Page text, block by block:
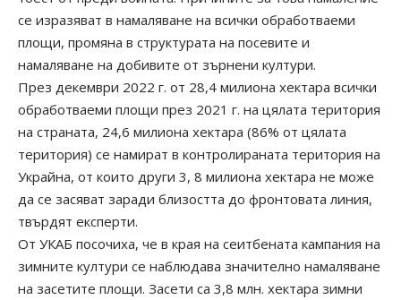
се изразяват в намаляване на всички обработваеми
площи, промяна в структурата на посевите и
намаляване на добивите от зърнени култури.
През декември 2022 г. от 28,4 милиона хектара всички
обработваеми площи през 2021 г. на цялата територия
на страната, 24,6 милиона хектара (86% от цялата
територия) се намират в контролираната територия на
Украйна, от които други 3, 8 милиона хектара не може
да се засяват заради близостта до фронтовата линия,
твърдят експерти.
От УКАБ посочиха, че в края на сеитбената кампания на
зимните култури се наблюдава значително намаляване
на засетите площи. Засети са 3,8 млн. хектара зимни